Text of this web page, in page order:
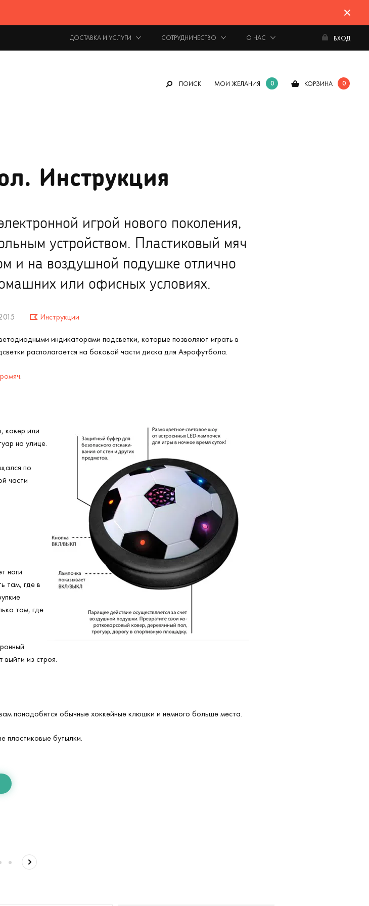
ДОСТАВКА И УСЛУГИ СОТРУДНИЧЕСТВО О НАС ВХОД
ПОИСК МОИ ЖЕЛАНИЯ 0 КОРЗИНА 0
Инструкция
игрой нового поколения,
устройством. Пластиковый мяч
и на воздушной подушке отлично
или офисных условиях.
Инструкции
индикаторами подсветки, которые позволяют играть в
располагается на боковой части диска для Аэрофутбола.
.
ковер или
на улице.
по
части
ноги
там, где в
там, где
из строя.
понадобятся обычные хоккейные клюшки и немного больше места.
пластиковые бутылки.